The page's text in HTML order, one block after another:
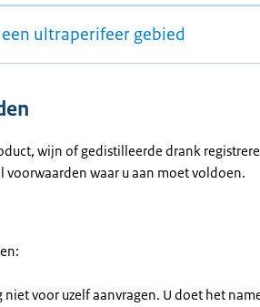
ultraperifeer gebied
wijn of gedistilleerde drank
voorwaarden waar u aan moet voldoen.
voor uzelf aanvragen. U doet het